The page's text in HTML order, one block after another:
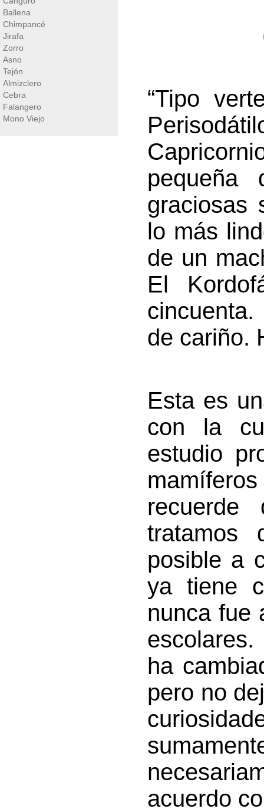
Ballena
Chimpancé
Jirafa
Zorro
Asno
Tejón
Almizclero
Cebra
Falangero
Mono Viejo
“Tipo
graciosas
lo más
de un
El
de cariño.
Esta es
con la
estudio
recuerde
tratamos
posible a
ya tiene
nunca fue
ha
pero no
acuerdo